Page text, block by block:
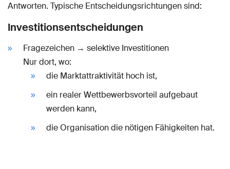
Antworten. Typische Entscheidungsrichtungen sind:
Investitionsentscheidungen
Fragezeichen → selektive Investitionen
Nur dort, wo:
die Marktattraktivität hoch ist,
ein realer Wettbewerbs­vorteil aufgebaut
werden kann,
die Organisation die nötigen Fähigkeiten hat.